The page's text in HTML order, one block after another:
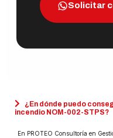
Solicitar
¿En dónde puedo
incendio NOM-002-STPS?
En PROTEO Consultoría en